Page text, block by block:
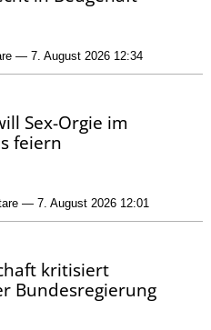
— 7. August 2026 12:34
Sex-Orgie im
feiern
— 7. August 2026 12:01
kritisiert
Bundesregierung